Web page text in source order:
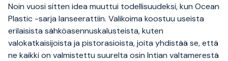
Noin vuosi sitten idea muuttui todellisuudeksi, kun Ocean
Plastic -sarja lanseerattiin. Valikoima koostuu useista
erilaisista sähköasennuskalusteista, kuten
valokatkaisijoista ja pistorasioista, joita yhdistää se, että
ne kaikki on valmistettu suurelta osin Intian valtamerestä